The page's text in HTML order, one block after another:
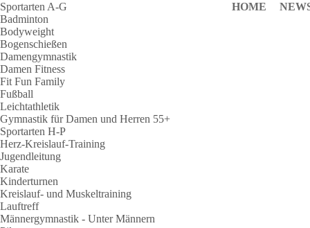
HOME
Sportarten A-G
Badminton
Bodyweight
Bogenschießen
Damengymnastik
Damen Fitness
Fit Fun Family
Fußball
Leichtathletik
Gymnastik für Damen und Herren 55+
Sportarten H-P
Herz-Kreislauf-Training
Jugendleitung
Karate
Kinderturnen
Kreislauf- und Muskeltraining
Lauftreff
Männergymnastik - Unter Männern